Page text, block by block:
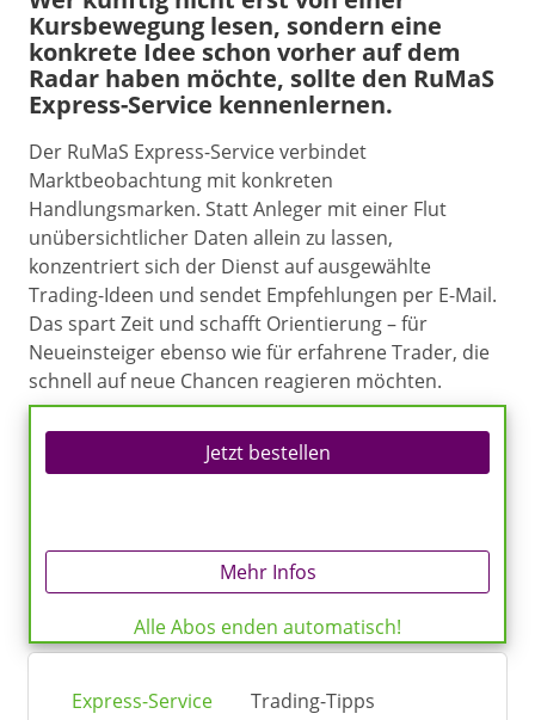
Kursbewegung lesen, sondern eine
konkrete Idee schon vorher auf dem
Radar haben möchte, sollte den RuMaS
Express-Service kennenlernen.
Der RuMaS Express-Service verbindet
Marktbeobachtung mit konkreten
Handlungsmarken. Statt Anleger mit einer Flut
unübersichtlicher Daten allein zu lassen,
konzentriert sich der Dienst auf ausgewählte
Trading-Ideen und sendet Empfehlungen per E-Mail.
Das spart Zeit und schafft Orientierung – für
Neueinsteiger ebenso wie für erfahrene Trader, die
schnell auf neue Chancen reagieren möchten.
Jetzt bestellen
Mehr Infos
Alle Abos enden automatisch!
Express-Service Trading-Tipps